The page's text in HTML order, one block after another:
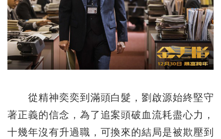
從精神奕奕到滿頭白髮，劉啟源始終堅守
著正義的信念，為了追案頭破血流耗盡心力，
十幾年沒有升過職，可換來的結局是被欺壓到